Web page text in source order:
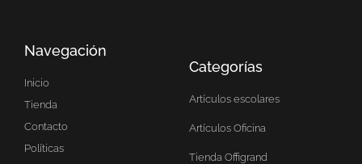
Navegación
Inicio
Tienda
Contacto
Políticas
Categorías
Artículos escolares
Artículos Oficina
Tienda Offigrand